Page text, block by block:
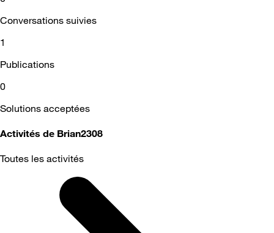
Conversations suivies
1
Publications
0
Solutions acceptées
Activités de Brian2308
Toutes les activités